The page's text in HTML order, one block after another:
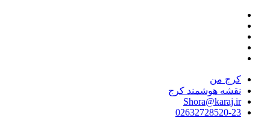
کرج من
نقشه هوشمند کرج
Shora@karaj.ir
02632728520-23